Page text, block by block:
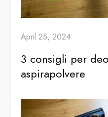
April 25, 2024
3 consigli per
aspirapolvere